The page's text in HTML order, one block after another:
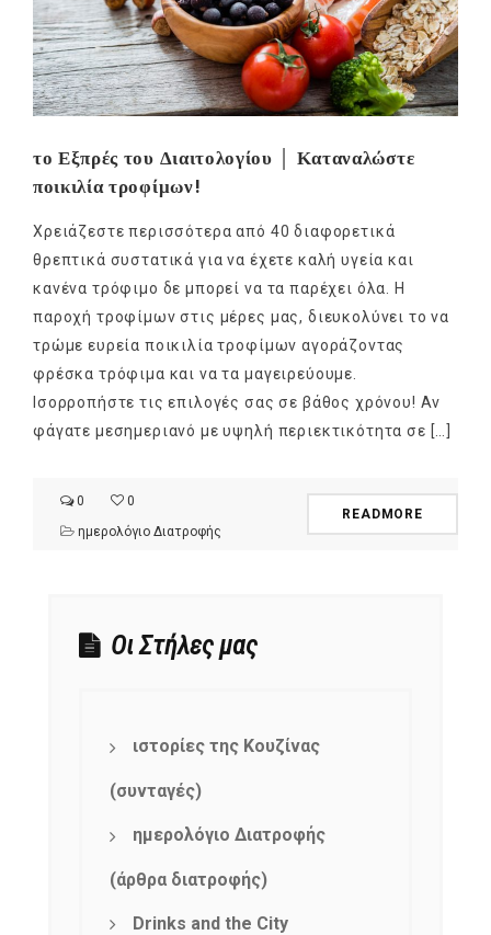
το Εξπρές του Διαιτολογίου │ Καταναλώστε
ποικιλία τροφίμων!
Χρειάζεστε περισσότερα από 40 διαφορετικά
θρεπτικά συστατικά για να έχετε καλή υγεία και
κανένα τρόφιμο δε μπορεί να τα παρέχει όλα. Η
παροχή τροφίμων στις μέρες μας, διευκολύνει το να
τρώμε ευρεία ποικιλία τροφίμων αγοράζοντας
φρέσκα τρόφιμα και να τα μαγειρεύουμε.
Ισορροπήστε τις επιλογές σας σε βάθος χρόνου! Αν
φάγατε μεσημεριανό με υψηλή περιεκτικότητα σε […]
0
0
ημερολόγιο Διατροφής
READMORE
Οι Στήλες μας
ιστορίες της Κουζίνας
(συνταγές)
ημερολόγιο Διατροφής
(άρθρα διατροφής)
Drinks and the City